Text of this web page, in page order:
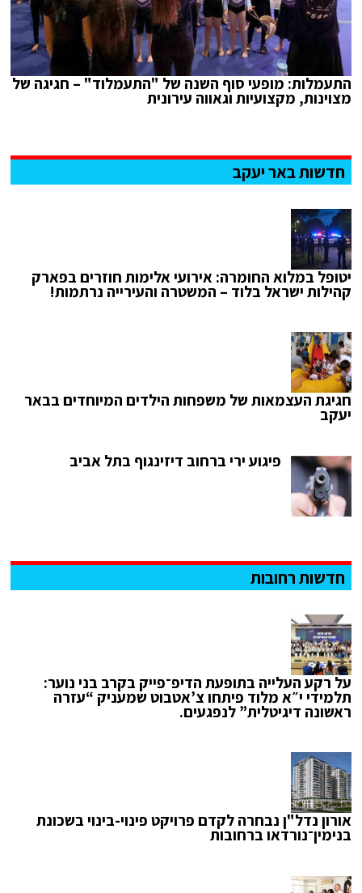
התעמלות: מופעי סוף השנה של "התעמלוד" – חגיגה של
מצוינות, מקצועיות וגאווה עירונית
חדשות באר יעקב
יטופל במלוא החומרה: אירועי אלימות חוזרים בפארק
קהילות ישראל בלוד – המשטרה והעירייה נרתמות!
חגיגת העצמאות של משפחות הילדים המיוחדים בבאר
יעקב
פיגוע ירי ברחוב דיזינגוף בתל אביב
חדשות רחובות
על רקע העלייה בתופעת הדיפ־פייק בקרב בני נוער:
תלמידי י״א מלוד פיתחו צ’אטבוט שמעניק “עזרה
ראשונה דיגיטלית” לנפגעים.
אורון נדל"ן נבחרה לקדם פרויקט פינוי-בינוי בשכונת
בנימין־נורדאו ברחובות